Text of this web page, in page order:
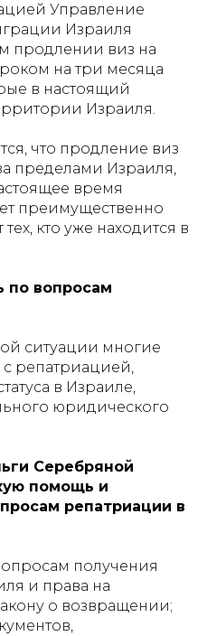
Управление
Израиля
продлении виз на
на три месяца
в настоящий
Израиля.
что продление виз
пределами Израиля,
время
преимущественно
кто уже находится в
вопросам
ситуации многие
репатриацией,
в Израиле,
юридического
Серебряной
помощь и
репатриации в
получения
и права на
о возвращении;